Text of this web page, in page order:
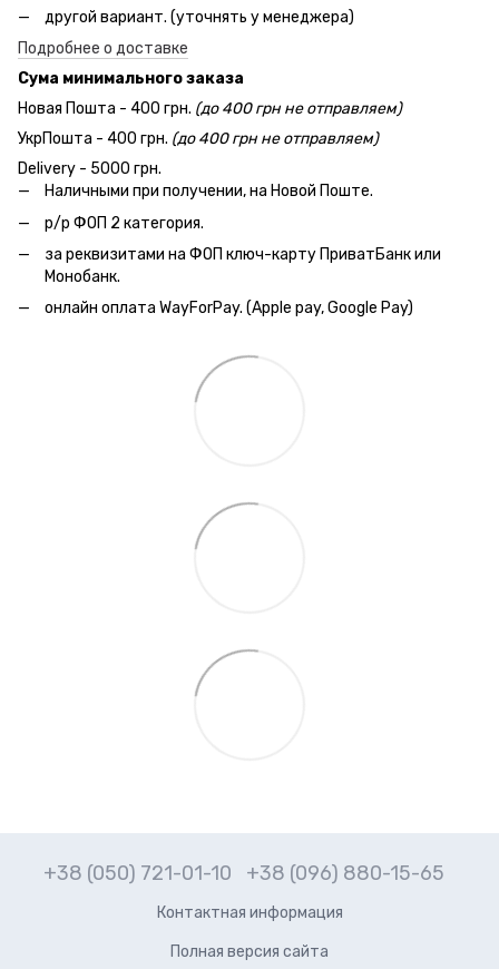
другой вариант. (уточнять у менеджера)
Подробнее о доставке
Сума минимального заказа
Новая Пошта - 400 грн. (до 400 грн не отправляем)
УкрПошта - 400 грн. (до 400 грн не отправляем)
Delivery - 5000 грн.
Наличными при получении, на Новой Поште.
р/р ФОП 2 категория.
за реквизитами на ФОП ключ-карту ПриватБанк или
Монобанк.
онлайн оплата WayForPay. (Apple pay, Google Pay)
+38 (050) 721-01-10 +38 (096) 880-15-65
Контактная информация
Полная версия сайта